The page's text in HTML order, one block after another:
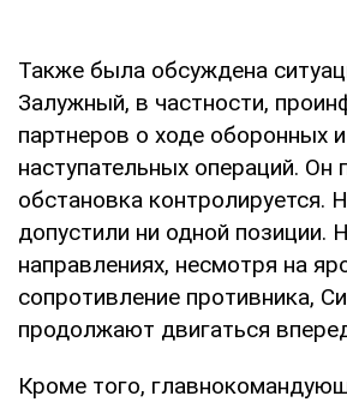
Также была обсуждена
Залужный, в частности,
партнеров о ходе оборонных и
наступательных операций. Он
обстановка контролируется.
допустили ни одной позиции.
направлениях, несмотря на
сопротивление противника,
продолжают двигаться
Кроме того,